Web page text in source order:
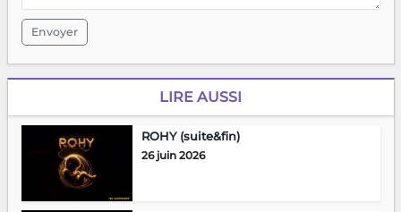
Envoyer
LIRE AUSSI
ROHY (suite&fin)
26 juin 2026